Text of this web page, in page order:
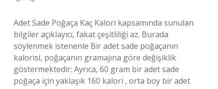
Adet Sade Poğaça Kaç Kalori kapsamında sunulan
bilgiler açıklayıcı, fakat çeşitliliği az. Burada
söylenmek istenenle Bir adet sade poğaçanın
kalorisi, poğaçanın gramajına göre değişiklik
göstermektedir: Ayrıca, 60 gram bir adet sade
poğaça için yaklaşık 160 kalori , orta boy bir adet